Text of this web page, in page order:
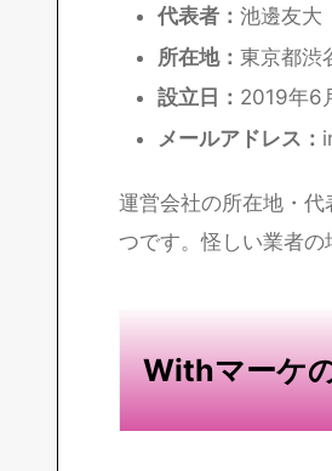
代表者： 池邊友大
所在地： 東京都渋
設立日： 2019年6
メールアドレス：
運営会社の所在地・代
つです。怪しい業者
Withマーケ